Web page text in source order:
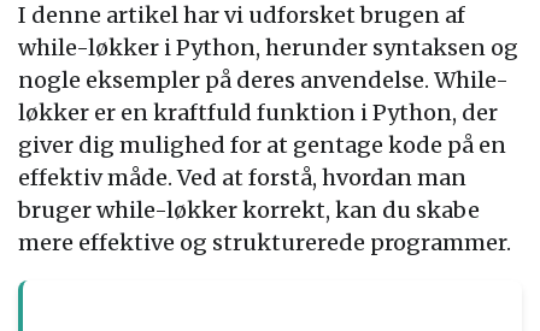
I denne artikel har vi udforsket brugen af
while-løkker i Python, herunder syntaksen og
nogle eksempler på deres anvendelse. While-
løkker er en kraftfuld funktion i Python, der
giver dig mulighed for at gentage kode på en
effektiv måde. Ved at forstå, hvordan man
bruger while-løkker korrekt, kan du skabe
mere effektive og strukturerede programmer.